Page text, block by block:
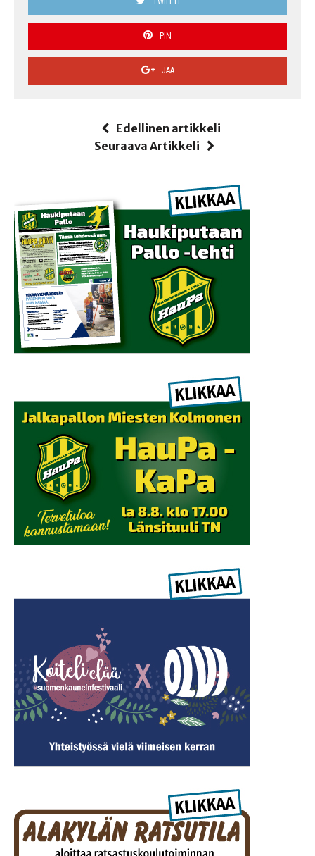
PIN
JAA
Edellinen artikkeli
Seuraava Artikkeli